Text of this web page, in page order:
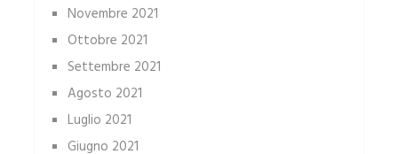
Novembre 2021
Ottobre 2021
Settembre 2021
Agosto 2021
Luglio 2021
Giugno 2021